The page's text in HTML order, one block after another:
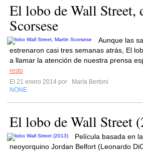
El lobo de Wall Street,
Scorsese
Aunque las
estrenaron casi tres semanas atrás, El
a llamar la atención de nuestra prensa
resto
El 21 enero 2014 por
María Bertoni
NONE
El lobo de Wall Street
Película basada en
neoyorquino Jordan Belfort (Leonardo